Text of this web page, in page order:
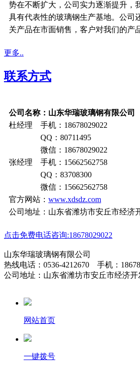
势在不断扩大，公司实力逐渐提升，
具有代表性的玻璃钢生产基地。公司
关产品在市面销售，客户对我们的产
更多..
联系方式
公司名称：山东华瑞玻璃钢有限公司
杜经理 手机：18678029022
QQ：80711495
微信：18678029022
张经理 手机：15662562758
QQ：83708300
微信：15662562758
官方网站： www.xdsdz.com
公司地址：山东省潍坊市安丘市经济
点击免费电话咨询:18678029022
山东华瑞玻璃钢有限公司
热线电话：0536-4212670 手机：
公司地址：山东省潍坊市安丘市经济开
网站首页
一键拨号